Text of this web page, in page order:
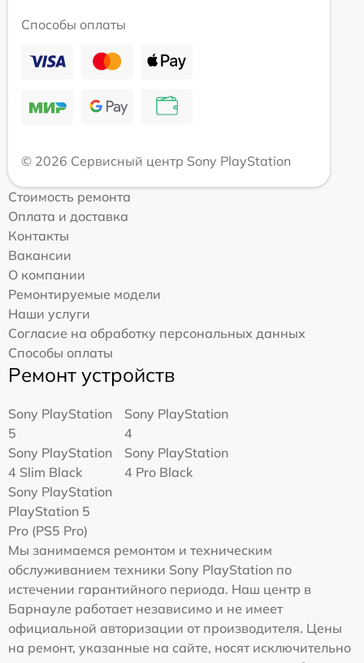
Способы оплаты
© 2026 Сервисный центр Sony PlayStation
Стоимость ремонта
Оплата и доставка
Контакты
Вакансии
О компании
Ремонтируемые модели
Наши услуги
Согласие на обработку персональных данных
Способы оплаты
Ремонт устройств
Sony PlayStation
5
Sony PlayStation
4
Sony PlayStation
4 Slim Black
Sony PlayStation
4 Pro Black
Sony PlayStation
PlayStation 5
Pro (PS5 Pro)
Мы занимаемся ремонтом и техническим
обслуживанием техники Sony PlayStation по
истечении гарантийного периода. Наш центр в
Барнауле работает независимо и не имеет
официальной авторизации от производителя. Цены
на ремонт, указанные на сайте, носят исключительно